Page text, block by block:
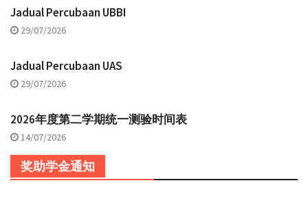
Jadual Percubaan UBBI
29/07/2026
Jadual Percubaan UAS
29/07/2026
2026年度第二学期统一测验时间表
14/07/2026
奖助学金通知